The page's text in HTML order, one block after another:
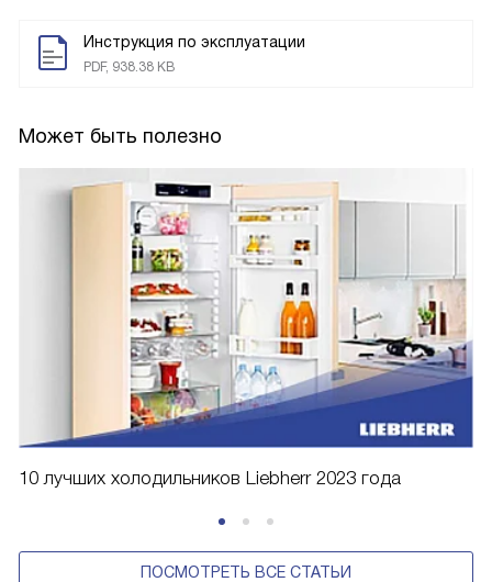
Инструкция по эксплуатации
PDF, 938.38 KB
Может быть полезно
10 лучших холодильников Liebherr 2023 года
ПОСМОТРЕТЬ ВСЕ СТАТЬИ